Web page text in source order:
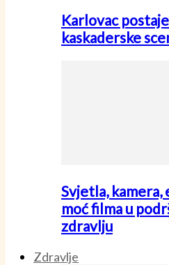
Karlovac
kaskaderske
Svjetla,
moć filma u
zdravlju
Zdravlje